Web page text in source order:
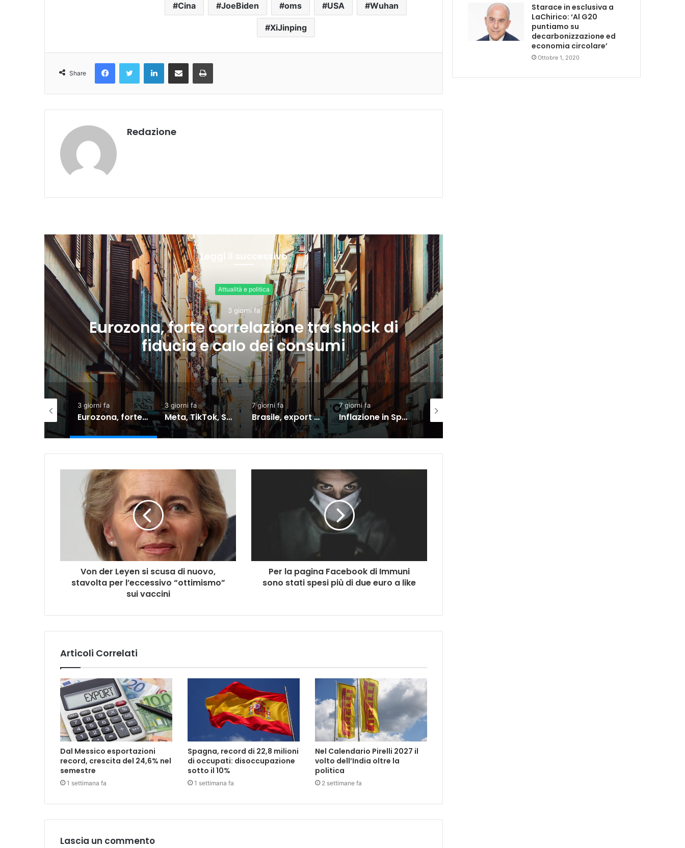
Cina JoeBiden oms USA Wuhan
XiJinping
Share
Redazione
Leggi il successivo
Attualità e politica
3 giorni fa
Eurozona, forte correlazione tra shock di
fiducia e calo dei consumi
Meta, TikTok, Snap e YouTube
una nuova causa legale negli
3 giorni fa
Eurozona, forte correlazione tra shock di fiducia e calo dei consumi
3 giorni fa
Meta, TikTok, Snap e YouTube affrontano una nuova causa legale negli Stati Uniti
7 giorni fa
Brasile, export verso l’Ue in crescita dall’accordo con il Mercosur
7 giorni fa
Inflazione in Spagna in rialzo al 3,5% a luglio per carburanti ed elettricità
2 giorni fa
Von der Leyen si scusa di nuovo,
stavolta per l’eccessivo “ottimismo”
sui vaccini
Per la pagina Facebook di Immuni
sono stati spesi più di due euro a like
Articoli Correlati
Dal Messico esportazioni
record, crescita del 24,6% nel
semestre
1 settimana fa
Spagna, record di 22,8 milioni
di occupati: disoccupazione
sotto il 10%
1 settimana fa
Nel Calendario Pirelli 2027 il
volto dell’India oltre la
politica
2 settimane fa
Lascia un commento
Starace in esclusiva a
LaChirico: ‘Al G20
puntiamo su
decarbonizzazione ed
economia circolare’
Ottobre 1, 2020